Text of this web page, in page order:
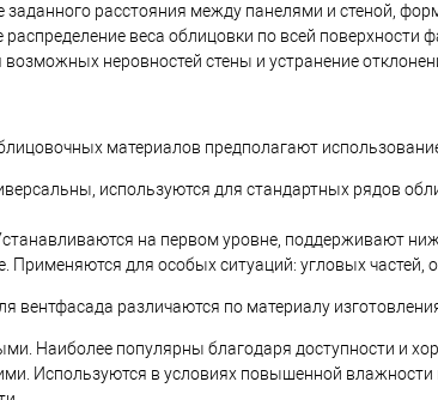
заданного расстояния между панелями и стеной,
веса облицовки по всей поверхности
неровностей стены и устранение
материалов предполагают
используются для стандартных рядов
на первом уровне, поддерживают
Применяются для особых ситуаций: угловых частей,
вентфасада различаются по материалу
Наиболее популярны благодаря доступности и
Используются в условиях повышенной влажности